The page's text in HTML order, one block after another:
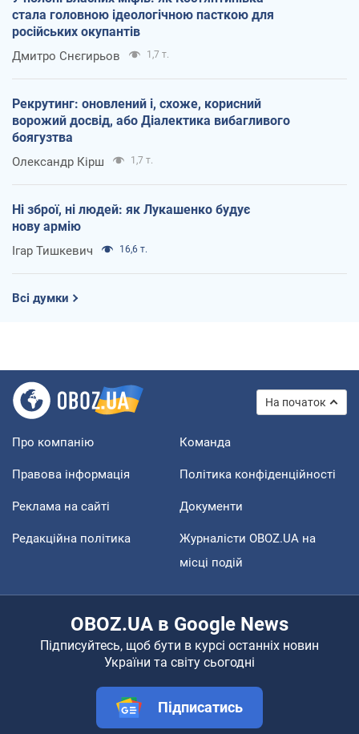
стала головною ідеологічною пасткою для
російських окупантів
Дмитро Снєгирьов 1,7 т.
Рекрутинг: оновлений і, схоже, корисний
ворожий досвід, або Діалектика вибагливого
боягузтва
Олександр Кірш 1,7 т.
Ні зброї, ні людей: як Лукашенко будує
нову армію
Ігар Тишкевич 16,6 т.
Всі думки
На початок
Про компанію Команда
Правова інформація Політика конфіденційності
Реклама на сайті Документи
Редакційна політика
Журналісти OBOZ.UA на
місці подій
OBOZ.UA в Google News
Підписуйтесь, щоб бути в курсі останніх новин
України та світу сьогодні
Підписатись